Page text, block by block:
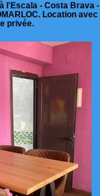
l'Escala - Costa Brava -
Location avec
privée.